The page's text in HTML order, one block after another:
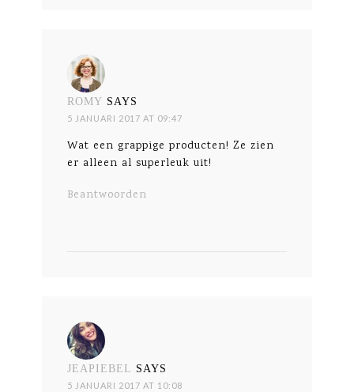
ROMY SAYS
5 JANUARI 2017 AT 09:47
Wat een grappige producten! Ze zien
er alleen al superleuk uit!
Beantwoorden
JEAPIEBEL SAYS
5 JANUARI 2017 AT 10:08